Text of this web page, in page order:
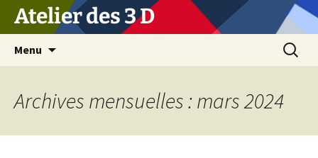
Atelier des 3 D
Menu
Archives mensuelles : mars 2024